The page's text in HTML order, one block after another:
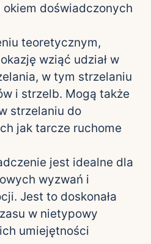
doświadczonych
teoretycznym,
wziąć udział w
w tym strzelaniu
i strzelb. Mogą także
strzelaniu do
jak tarcze ruchome
jest idealne dla
wyzwań i
Jest to doskonała
w nietypowy
umiejętności